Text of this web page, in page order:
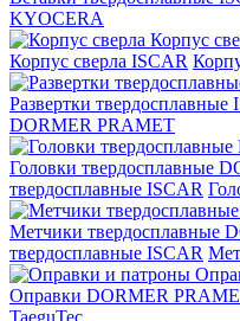
KYOCERA
Корпус
Корпус сверла ISCAR
Развертки твердосплавные
DORMER PRAMET
Головки твердосплавные
твердосплавные ISCAR
Метчики твердосплавные
твердосплавные ISCAR
Оправки DORMER